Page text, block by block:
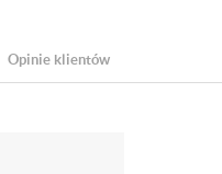
Opinie klientów